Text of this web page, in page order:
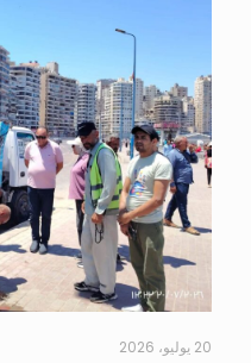
20 يوليو، 2026